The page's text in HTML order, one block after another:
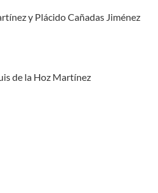
y Plácido Cañadas Jiménez
de la Hoz Martínez